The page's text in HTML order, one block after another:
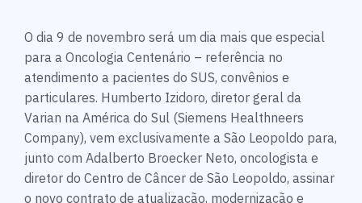
O dia 9 de novembro será um dia mais que especial
para a Oncologia Centenário – referência no
atendimento a pacientes do SUS, convênios e
particulares. Humberto Izidoro, diretor geral da
Varian na América do Sul (Siemens Healthneers
Company), vem exclusivamente a São Leopoldo para,
junto com Adalberto Broecker Neto, oncologista e
diretor do Centro de Câncer de São Leopoldo, assinar
o novo contrato de atualização, modernização e